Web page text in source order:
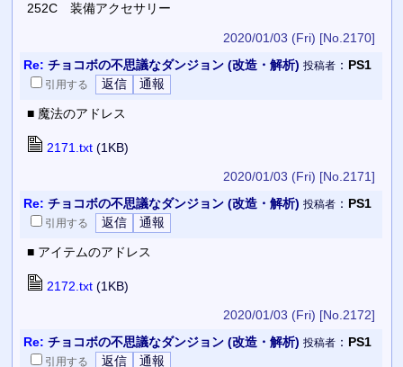
252C 装備アクセサリー
2020/01/03 (Fri) [No.2170]
Re: チョコボの不思議なダンジョン (改造・解析) 投稿者： PS1
引用する
■ 魔法のアドレス
2171.txt(1KB)
2020/01/03 (Fri) [No.2171]
Re: チョコボの不思議なダンジョン (改造・解析) 投稿者： PS1
引用する
■ アイテムのアドレス
2172.txt(1KB)
2020/01/03 (Fri) [No.2172]
Re: チョコボの不思議なダンジョン (改造・解析) 投稿者： PS1
引用する